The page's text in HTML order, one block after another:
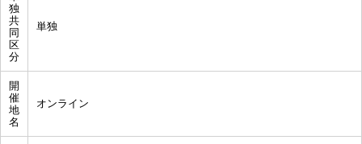
独
共
同
区
分
単独
開
催
地
名
オンライン